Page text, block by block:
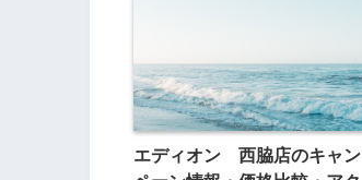
エディオン 西脇店のキャン